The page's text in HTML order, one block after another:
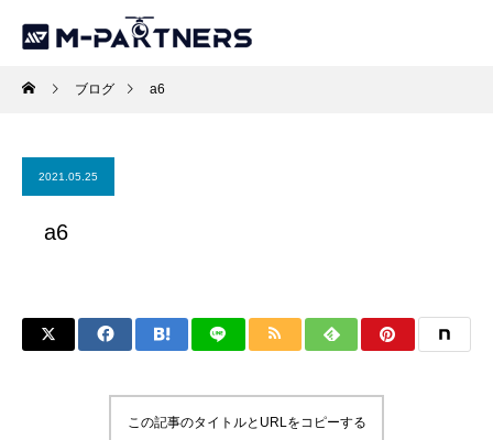
ブログ a6
2021.05.25
a6
この記事のタイトルとURLをコピーする